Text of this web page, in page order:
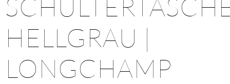
HELLGRAU |
LONGCHAMP